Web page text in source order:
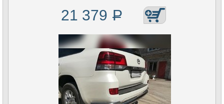
21 379 Р